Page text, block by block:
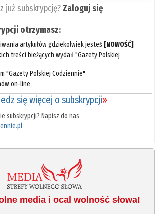
już subskrypcję?Zaloguj się
otrzymasz:
artykułów gdziekolwiek jesteś [NOWOŚĆ]
treści bieżących wydań "Gazety Polskiej
"Gazety Polskiej Codziennie"
on-line
się więcej o subskrypcji»
subskrypcji? Napisz do nas
media i ocal wolność słowa!